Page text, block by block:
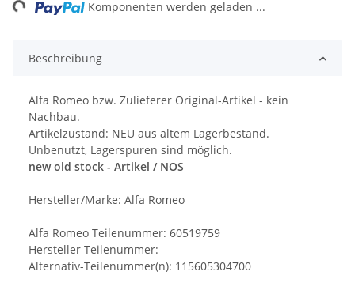
Komponenten werden geladen ...
Beschreibung
Alfa Romeo bzw. Zulieferer Original-Artikel - kein
Nachbau.
Artikelzustand: NEU aus altem Lagerbestand.
Unbenutzt, Lagerspuren sind möglich.
new old stock - Artikel / NOS
Hersteller/Marke: Alfa Romeo
Alfa Romeo Teilenummer: 60519759
Hersteller Teilenummer:
Alternativ-Teilenummer(n): 115605304700